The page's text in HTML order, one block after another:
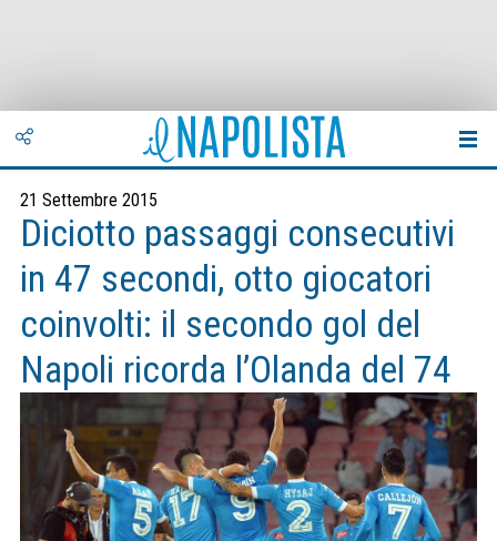
21 Settembre 2015
Diciotto passaggi consecutivi
in 47 secondi, otto giocatori
coinvolti: il secondo gol del
Napoli ricorda l’Olanda del 74